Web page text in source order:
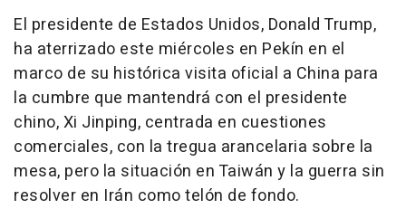
El presidente de Estados Unidos, Donald Trump,
ha aterrizado este miércoles en Pekín en el
marco de su histórica visita oficial a China para
la cumbre que mantendrá con el presidente
chino, Xi Jinping, centrada en cuestiones
comerciales, con la tregua arancelaria sobre la
mesa, pero la situación en Taiwán y la guerra sin
resolver en Irán como telón de fondo.